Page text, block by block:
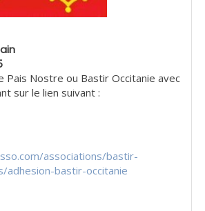
Pais Nostre ou Bastir Occitanie avec
sur le lien suivant :
associations/bastir-
adhesion-bastir-occitanie